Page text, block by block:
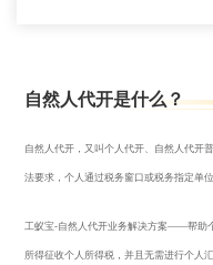
自然人代开是什么？
自然人代开，又叫个人代开、自然人代开
法要求，个人通过税务窗口或税务指定单
工蚁宝-自然人代开业务解决方案——帮助
所得征收个人所得税，并且无需进行个人